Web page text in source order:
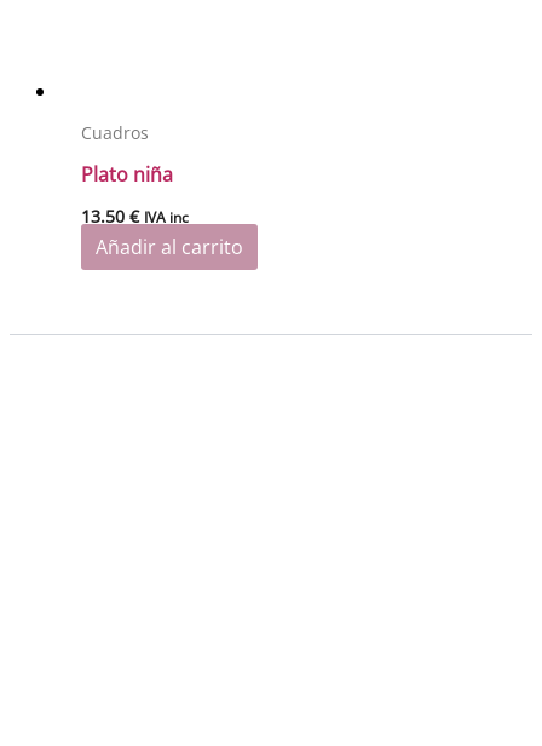
Cuadros
Plato niña
13.50€ IVA inc
Añadir al carrito